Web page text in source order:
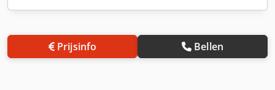
Prijsinfo Bellen